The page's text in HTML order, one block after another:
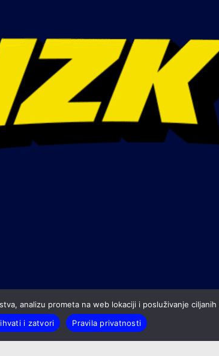
analizu prometa na web lokaciji i posluživanje
i zatvori
Pravila privatnosti